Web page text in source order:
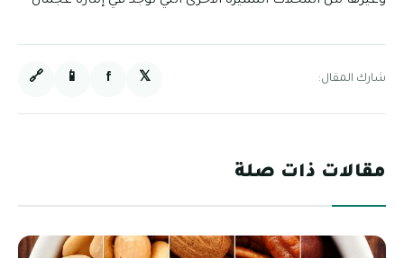
شارك المقال: 𝕏
f
📱
🔗
مقالات ذات صلة